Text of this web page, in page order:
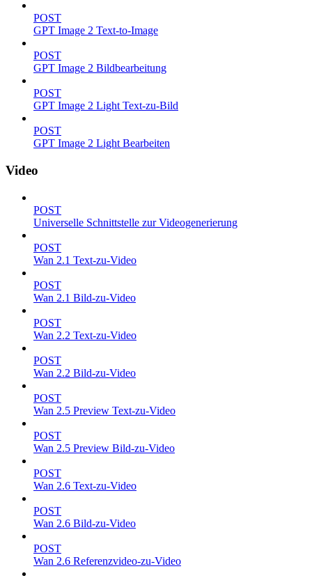
POST
GPT Image 2 Text-to-Image
POST
GPT Image 2 Bildbearbeitung
POST
GPT Image 2 Light Text-zu-Bild
POST
GPT Image 2 Light Bearbeiten
Video
POST
Universelle Schnittstelle zur Videogenerierung
POST
Wan 2.1 Text-zu-Video
POST
Wan 2.1 Bild-zu-Video
POST
Wan 2.2 Text-zu-Video
POST
Wan 2.2 Bild-zu-Video
POST
Wan 2.5 Preview Text-zu-Video
POST
Wan 2.5 Preview Bild-zu-Video
POST
Wan 2.6 Text-zu-Video
POST
Wan 2.6 Bild-zu-Video
POST
Wan 2.6 Referenzvideo-zu-Video